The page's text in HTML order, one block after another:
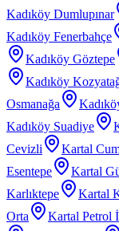
Kadıköy Dumlupınar
Kadıköy Fenerbahçe
Kadıköy Göztepe
Kadıköy
Osmanağa
Kadıköy Suadiye
Cevizli
Kartal
Esentepe
Kartal
Karlıktepe
Kartal
Orta
Kartal Petrol